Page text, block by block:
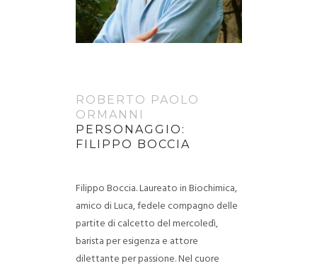
ROBERTO PAOLO
ORMANNI
PERSONAGGIO:
FILIPPO BOCCIA
Filippo Boccia. Laureato in Biochimica,
amico di Luca, fedele compagno delle
partite di calcetto del mercoledì,
barista per esigenza e attore
dilettante per passione. Nel cuore